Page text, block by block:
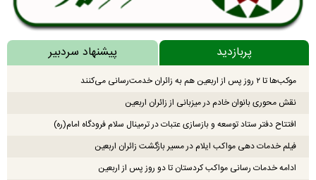
پربازدید پیشنهاد سردبیر
موکب‌ها تا ۲ روز پس از اربعین هم به زائران خدمت‌رسانی می‌کنند
نقش محوری بانوان خادم در میزبانی از زائران اربعین
افتتاح دفتر ستاد توسعه و بازسازی عتبات در ترمینال سلام فرودگاه امام(ره)
فیلم خدمات دهی مواکب ایلام در مسیر بازگشت زائران اربعین
ادامه خدمات رسانی مواکب کردستان تا دو روز پس از اربعین